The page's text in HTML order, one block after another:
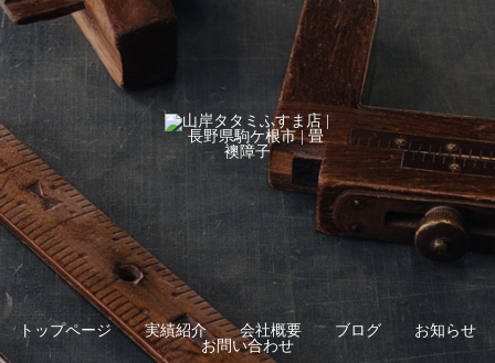
トップページ 実績紹介 会社概要 ブログ
お知らせ
お問い合わせ